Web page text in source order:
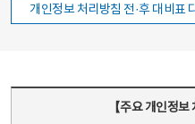
개인정보 처리방침 전·후 대비표
【주요 개인정보